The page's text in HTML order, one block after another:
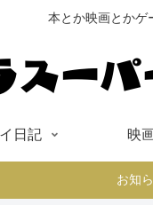
本とか映画とかゲ
日記 映
お知